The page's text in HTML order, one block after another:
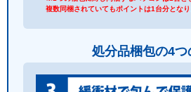
複数同梱されていてもポイントは1台分となり
処分品梱包の4つ